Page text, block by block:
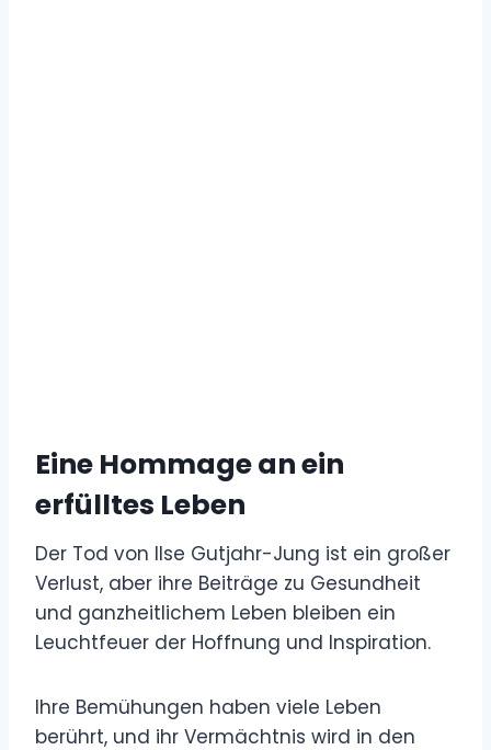
Eine Hommage an ein
erfülltes Leben
Der Tod von Ilse Gutjahr-Jung ist ein großer
Verlust, aber ihre Beiträge zu Gesundheit
und ganzheitlichem Leben bleiben ein
Leuchtfeuer der Hoffnung und Inspiration.
Ihre Bemühungen haben viele Leben
berührt, und ihr Vermächtnis wird in den